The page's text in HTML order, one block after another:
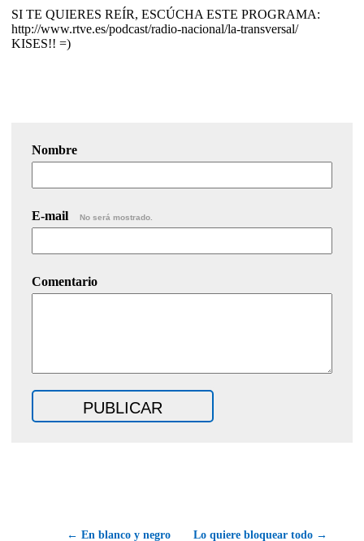
SI TE QUIERES REÍR, ESCÚCHA ESTE PROGRAMA:
http://www.rtve.es/podcast/radio-nacional/la-transversal/
KISES!! =)
Nombre
E-mail No será mostrado.
Comentario
← En blanco y negro Lo quiere bloquear todo →